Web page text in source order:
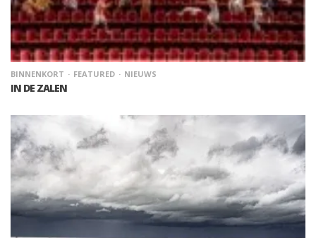
BINNENKORT FEATURED NIEUWS
IN DE ZALEN